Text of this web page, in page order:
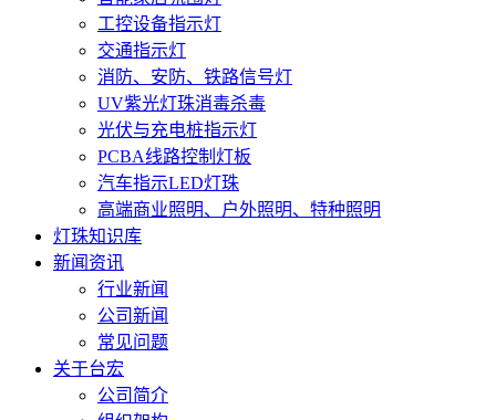
工控设备指示灯
交通指示灯
消防、安防、铁路信号灯
UV紫光灯珠消毒杀毒
光伏与充电桩指示灯
PCBA线路控制灯板
汽车指示LED灯珠
高端商业照明、户外照明、特种照明
灯珠知识库
新闻资讯
行业新闻
公司新闻
常见问题
关于台宏
公司简介